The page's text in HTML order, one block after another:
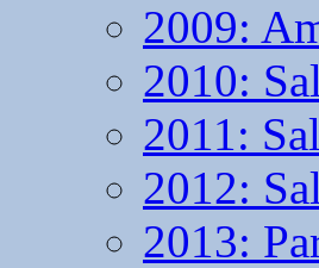
2009:
2010:
2011:
2012:
2013: